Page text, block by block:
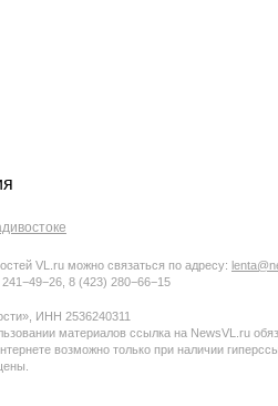
VL.ru можно связаться по адресу:
8 (423) 280−66−15
ИНН 2536240311
материалов ссылка на NewsVL.ru
возможно только при наличии